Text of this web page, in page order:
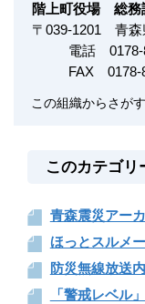
階上町役場 総
〒 039-1201
青
電話 0178-
FAX 0178-
この組織からさが
このカテゴリ
青森震災アー
ほっとスルメ
防災無線放送
「警戒レベル